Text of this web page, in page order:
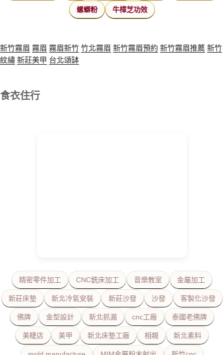
螺螄粉 牛樟芝功效
新竹霧眉 霧眉 霧眉新竹竹北霧眉 新竹霧眉預約 新竹霧眉推薦 新竹
紋繡新莊美甲 台北頌缽
食衣住行
精密零件加工 CNC銑床加工 音樂教室 金屬加工
新莊床墊 新北冷氣安裝 新莊沙發 沙發 客製化沙發
佛牌 金型設計 新北抓漏 cnc工廠 泰國老佛牌
美睫店 美甲 新北床墊工廠 相親 新北素料